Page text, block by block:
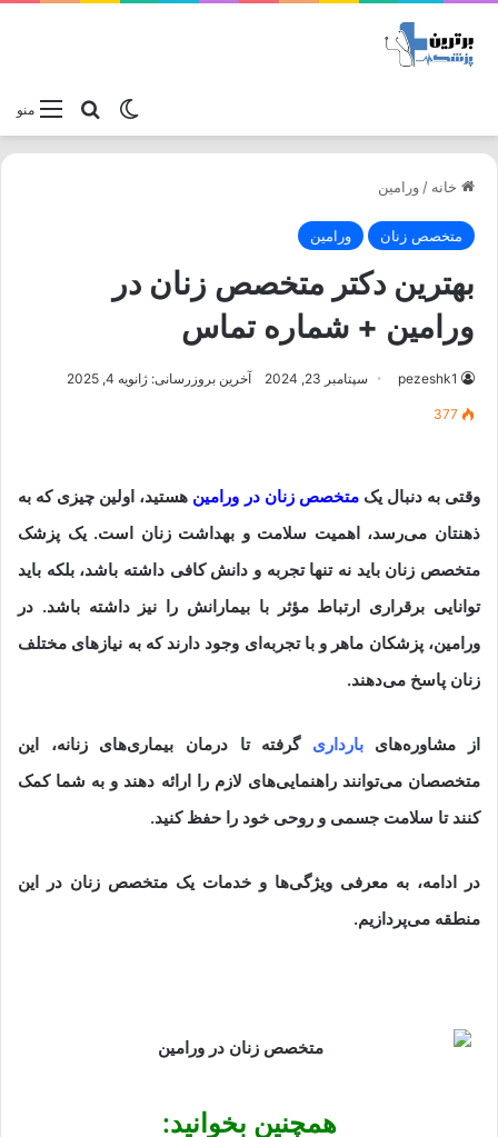
منوجستجو
تغییر پوسته
خانه / ورامین
متخصص زنان ورامین
بهترین دکتر متخصص زنان در
ورامین + شماره تماس
pezeshk1 سپتامبر 23, 2024 آخرین بروزرسانی: ژانویه 4, 2025
377
وقتی به دنبال یکمتخصص زنان در ورامین هستید، اولین چیزی که به
ذهنتان می‌رسد، اهمیت سلامت و بهداشت زنان است. یک پزشک
متخصص زنان باید نه تنها تجربه و دانش کافی داشته باشد، بلکه باید
توانایی برقراری ارتباط مؤثر با بیمارانش را نیز داشته باشد. در
ورامین، پزشکان ماهر و با تجربه‌ای وجود دارند که به نیازهای مختلف
زنان پاسخ می‌دهند.
از مشاوره‌های بارداری گرفته تا درمان بیماری‌های زنانه، این
متخصصان می‌توانند راهنمایی‌های لازم را ارائه دهند و به شما کمک
کنند تا سلامت جسمی و روحی خود را حفظ کنید.
در ادامه، به معرفی ویژگی‌ها و خدمات یک متخصص زنان در این
منطقه می‌پردازیم.
همچنین بخوانید: